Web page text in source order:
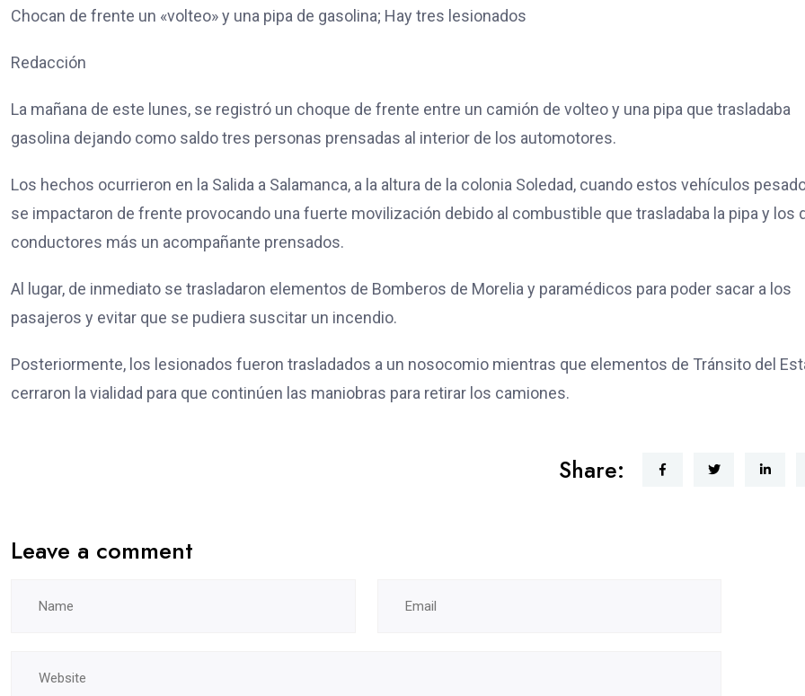
Chocan de frente un «volteo» y una pipa de gasolina; Hay tres lesionados
Redacción
La mañana de este lunes, se registró un choque de frente entre un camión de volteo y una pipa que trasladaba
gasolina dejando como saldo tres personas prensadas al interior de los automotores.
Los hechos ocurrieron en la Salida a Salamanca, a la altura de la colonia Soledad, cuando estos vehículos
se impactaron de frente provocando una fuerte movilización debido al combustible que trasladaba la pipa y los
conductores más un acompañante prensados.
Al lugar, de inmediato se trasladaron elementos de Bomberos de Morelia y paramédicos para poder sacar a los
pasajeros y evitar que se pudiera suscitar un incendio.
Posteriormente, los lesionados fueron trasladados a un nosocomio mientras que elementos de Tránsito del
cerraron la vialidad para que continúen las maniobras para retirar los camiones.
Share:
Leave a comment